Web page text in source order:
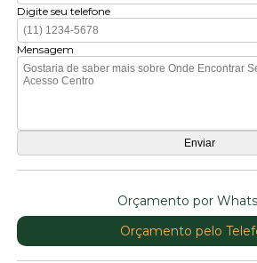
Digite seu telefone
Mensagem
Orçamento por
Orçamento pelo